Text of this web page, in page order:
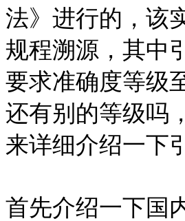
法》进行的，该
规程溯源，其中
要求准确度等级
还有别的等级吗
来详细介绍一下
首先介绍一下国